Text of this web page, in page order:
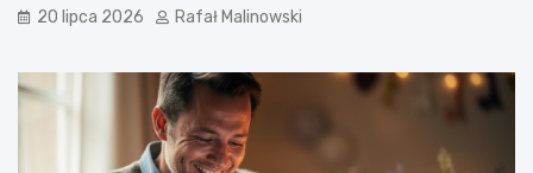
20 lipca 2026 Rafał Malinowski